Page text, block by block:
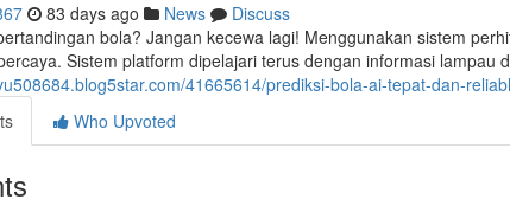
83 days ago News
Discuss
bola? Jangan kecewa lagi! Menggunakan sistem
Sistem platform dipelajari terus dengan informasi lampau
41665614/prediksi-bola-ai-tepat-dan-
Who Upvoted